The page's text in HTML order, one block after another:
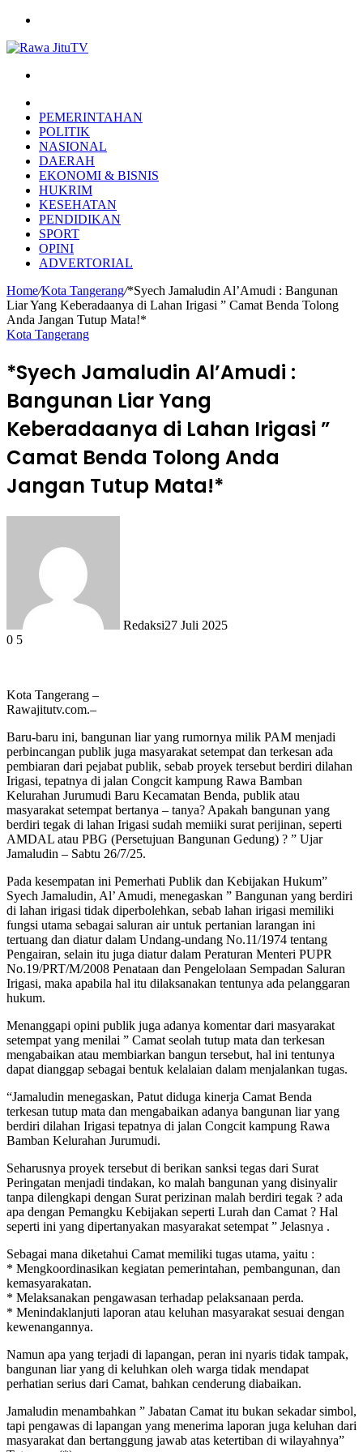
PEMERINTAHAN
POLITIK
NASIONAL
DAERAH
EKONOMI & BISNIS
HUKRIM
KESEHATAN
PENDIDIKAN
SPORT
OPINI
ADVERTORIAL
Home/Kota Tangerang/*Syech Jamaludin Al’Amudi : Bangunan
Liar Yang Keberadaanya di Lahan Irigasi ” Camat Benda Tolong
Anda Jangan Tutup Mata!*
Kota Tangerang
*Syech Jamaludin Al’Amudi :
Bangunan Liar Yang
Keberadaanya di Lahan Irigasi ”
Camat Benda Tolong Anda
Jangan Tutup Mata!*
Redaksi27 Juli 2025
0 5
Kota Tangerang –
Rawajitutv.com.–
Baru-baru ini, bangunan liar yang rumornya milik PAM menjadi
perbincangan publik juga masyarakat setempat dan terkesan ada
pembiaran dari pejabat publik, sebab proyek tersebut berdiri dilahan
Irigasi, tepatnya di jalan Congcit kampung Rawa Bamban
Kelurahan Jurumudi Baru Kecamatan Benda, publik atau
masyarakat setempat bertanya – tanya? Apakah bangunan yang
berdiri tegak di lahan Irigasi sudah memiiki surat perijinan, seperti
AMDAL atau PBG (Persetujuan Bangunan Gedung) ? ” Ujar
Jamaludin – Sabtu 26/7/25.
Pada kesempatan ini Pemerhati Publik dan Kebijakan Hukum”
Syech Jamaludin, Al’ Amudi, menegaskan ” Bangunan yang berdiri
di lahan irigasi tidak diperbolehkan, sebab lahan irigasi memiliki
fungsi utama sebagai saluran air untuk pertanian larangan ini
tertuang dan diatur dalam Undang-undang No.11/1974 tentang
Pengairan, selain itu juga diatur dalam Peraturan Menteri PUPR
No.19/PRT/M/2008 Penataan dan Pengelolaan Sempadan Saluran
Irigasi, maka apabila hal itu dilaksanakan tentunya ada pelanggaran
hukum.
Menanggapi opini publik juga adanya komentar dari masyarakat
setempat yang menilai ” Camat seolah tutup mata dan terkesan
mengabaikan atau membiarkan bangun tersebut, hal ini tentunya
dapat dianggap sebagai bentuk kelalaian dalam menjalankan tugas.
“Jamaludin menegaskan, Patut diduga kinerja Camat Benda
terkesan tutup mata dan mengabaikan adanya bangunan liar yang
berdiri dilahan Irigasi tepatnya di jalan Congcit kampung Rawa
Bamban Kelurahan Jurumudi.
Seharusnya proyek tersebut di berikan sanksi tegas dari Surat
Peringatan menjadi tindakan, ko malah bangunan yang disinyalir
tanpa dilengkapi dengan Surat perizinan malah berdiri tegak ? ada
apa dengan Pemangku Kebijakan seperti Lurah dan Camat ? Hal
seperti ini yang dipertanyakan masyarakat setempat ” Jelasnya .
Sebagai mana diketahui Camat memiliki tugas utama, yaitu :
* Mengkoordinasikan kegiatan pemerintahan, pembangunan, dan
kemasyarakatan.
* Melaksanakan pengawasan terhadap pelaksanaan perda.
* Menindaklanjuti laporan atau keluhan masyarakat sesuai dengan
kewenangannya.
Namun apa yang terjadi di lapangan, peran ini nyaris tidak tampak,
bangunan liar yang di keluhkan oleh warga tidak mendapat
perhatian serius dari Camat, bahkan cenderung diabaikan.
Jamaludin menambahkan ” Jabatan Camat itu bukan sekadar simbol,
tapi pengawas di lapangan yang menerima laporan juga keluhan dari
masyarakat dan bertanggung jawab atas ketertiban di wilayahnya”